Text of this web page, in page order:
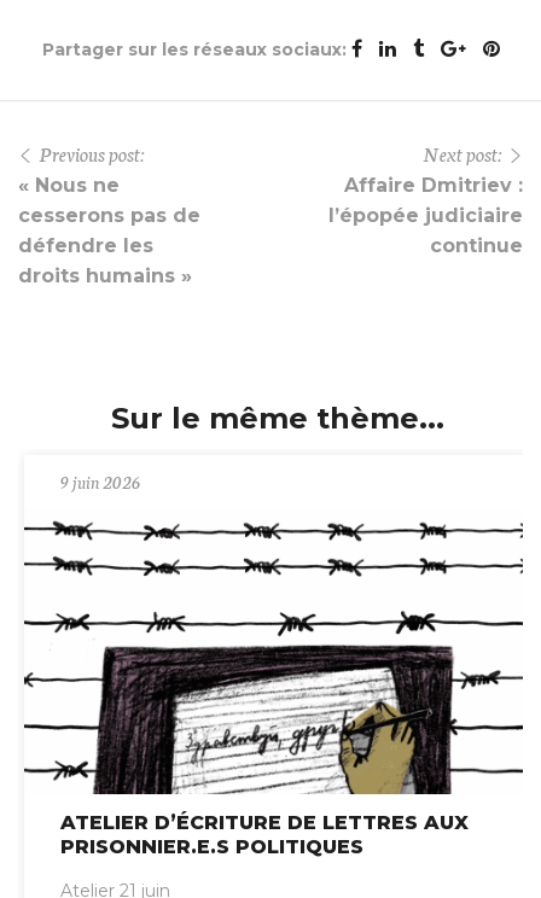
Partager sur les réseaux sociaux:
Previous post:
« Nous ne
cesserons pas de
défendre les
droits humains »
Next post:
Affaire Dmitriev :
l’épopée judiciaire
continue
Sur le même thème...
9 juin 2026
ATELIER D’ÉCRITURE DE LETTRES AUX
PRISONNIER.E.S POLITIQUES
Atelier 21 juin